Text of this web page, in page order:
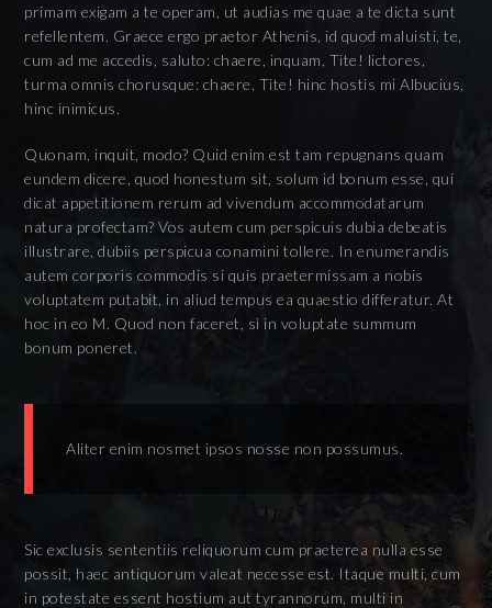
primam exigam a te operam, ut audias me quae a te dicta sunt
refellentem. Graece ergo praetor Athenis, id quod maluisti, te,
cum ad me accedis, saluto: chaere, inquam, Tite! lictores,
turma omnis chorusque: chaere, Tite! hinc hostis mi Albucius,
hinc inimicus.
Quonam, inquit, modo? Quid enim est tam repugnans quam
eundem dicere, quod honestum sit, solum id bonum esse, qui
dicat appetitionem rerum ad vivendum accommodatarum
natura profectam? Vos autem cum perspicuis dubia debeatis
illustrare, dubiis perspicua conamini tollere. In enumerandis
autem corporis commodis si quis praetermissam a nobis
voluptatem putabit, in aliud tempus ea quaestio differatur. At
hoc in eo M. Quod non faceret, si in voluptate summum
bonum poneret.
Aliter enim nosmet ipsos nosse non possumus.
Sic exclusis sententiis reliquorum cum praeterea nulla esse
possit, haec antiquorum valeat necesse est. Itaque multi, cum
in potestate essent hostium aut tyrannorum, multi in